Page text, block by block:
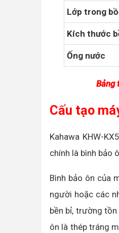
Lớp trong
Kích thước
Ống nước
Bảng
Cấu tạo
Kahawa KHW-
chính là bình bảo
Bình bảo ôn của
người hoặc các
bền bỉ, trường
ôn là thép tráng